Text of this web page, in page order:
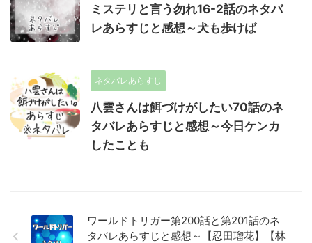
ミステリと言う勿れ16-2話のネタバ
レあらすじと感想～犬も歩けば
ネタバレあらすじ
八雲さんは餌づけがしたい70話のネ
タバレあらすじと感想～今日ケンカ
したことも
ワールドトリガー第200話と第201話のネ
タバレあらすじと感想～【忍田瑠花】【林